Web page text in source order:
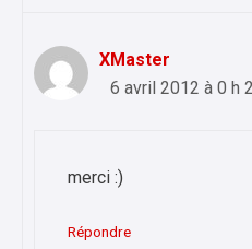
XMaster
6 avril 2012 à 0 h
merci :)
Répondre